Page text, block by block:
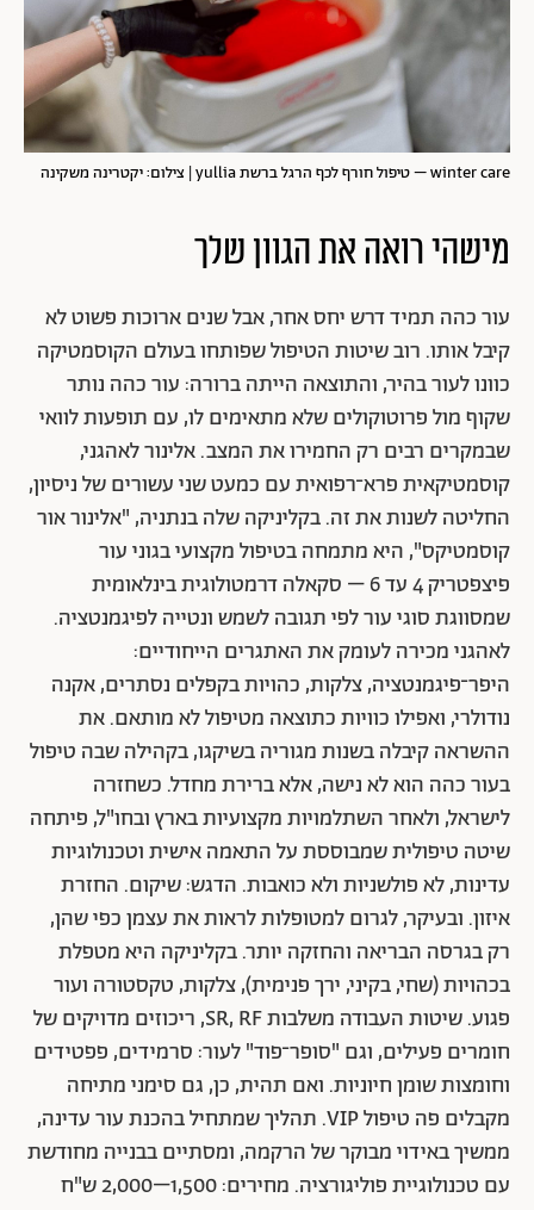
winter care – טיפול חורף לכף הרגל ברשת yullia | צילום: יקטרינה משקינה
מישהי רואה את הגוון שלך
עור כהה תמיד דרש יחס אחר, אבל שנים ארוכות פשוט לא
קיבל אותו. רוב שיטות הטיפול שפותחו בעולם הקוסמטיקה
כוונו לעור בהיר, והתוצאה הייתה ברורה: עור כהה נותר
שקוף מול פרוטוקולים שלא מתאימים לו, עם תופעות לוואי
שבמקרים רבים רק החמירו את המצב. אלינור לאהגני,
קוסמטיקאית פרא־רפואית עם כמעט שני עשורים של ניסיון,
החליטה לשנות את זה. בקליניקה שלה בנתניה, "אלינור אור
קוסמטיקס", היא מתמחה בטיפול מקצועי בגוני עור
פיצפטריק 4 עד 6 – סקאלה דרמטולוגית בינלאומית
שמסווגת סוגי עור לפי תגובה לשמש ונטייה לפיגמנטציה.
לאהגני מכירה לעומק את האתגרים הייחודיים:
היפר־פיגמנטציה, צלקות, כהויות בקפלים נסתרים, אקנה
נודולרי, ואפילו כוויות כתוצאה מטיפול לא מותאם. את
ההשראה קיבלה בשנות מגוריה בשיקגו, בקהילה שבה טיפול
בעור כהה הוא לא נישה, אלא ברירת מחדל. כשחזרה
לישראל, ולאחר השתלמויות מקצועיות בארץ ובחו"ל, פיתחה
שיטה טיפולית שמבוססת על התאמה אישית וטכנולוגיות
עדינות, לא פולשניות ולא כואבות. הדגש: שיקום. החזרת
איזון. ובעיקר, לגרום למטופלות לראות את עצמן כפי שהן,
רק בגרסה הבריאה והחזקה יותר. בקליניקה היא מטפלת
בכהויות (שחי, בקיני, ירך פנימית), צלקות, טקסטורה ועור
פגוע. שיטות העבודה משלבות SR, RF, ריכוזים מדויקים של
חומרים פעילים, וגם "סופר־פוד" לעור: סרמידים, פפטידים
וחומצות שומן חיוניות. ואם תהית, כן, גם סימני מתיחה
מקבלים פה טיפול VIP. תהליך שמתחיל בהכנת עור עדינה,
ממשיך באידוי מבוקר של הרקמה, ומסתיים בבנייה מחודשת
עם טכנולוגיית פוליגורציה. מחירים: 1,500–2,000 ש"ח